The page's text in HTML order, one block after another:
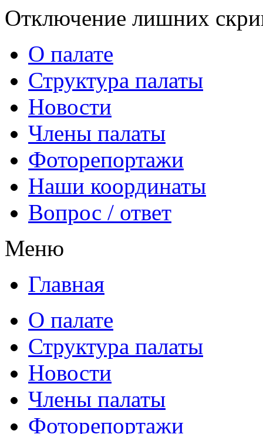
Отключение лишних
О палате
Структура палаты
Новости
Члены палаты
Фоторепортажи
Наши координаты
Вопрос / ответ
Меню
Главная
О палате
Структура палаты
Новости
Члены палаты
Фоторепортажи